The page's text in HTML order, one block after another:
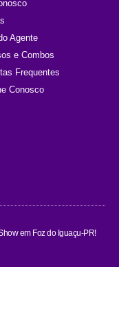
Agente
e Combos
Frequentes
Conosco
em Foz do Iguaçu-PR!